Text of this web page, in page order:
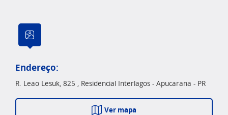
Endereço:
R. Leao Lesuk, 825 , Residencial Interlagos - Apucarana - PR
Ver mapa